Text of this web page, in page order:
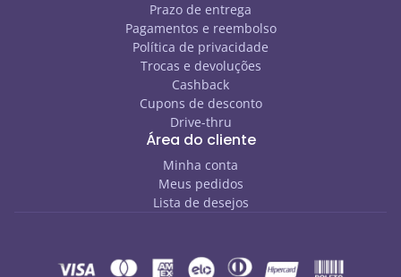
Prazo de entrega
Pagamentos e reembolso
Política de privacidade
Trocas e devoluções
Cashback
Cupons de desconto
Drive-thru
Área do cliente
Minha conta
Meus pedidos
Lista de desejos